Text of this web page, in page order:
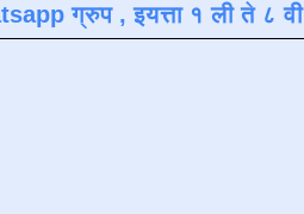
ग्रुप , इयत्ता १ ली ते ८ वी